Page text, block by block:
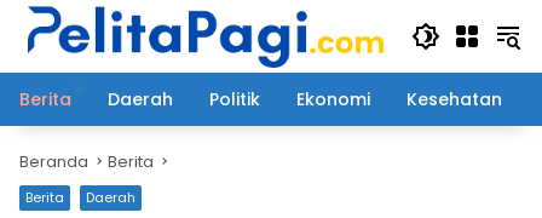
Langsung
Berita
Daerah Politik Ekonomi Kesehatan
Beranda Berita
Berita Daerah